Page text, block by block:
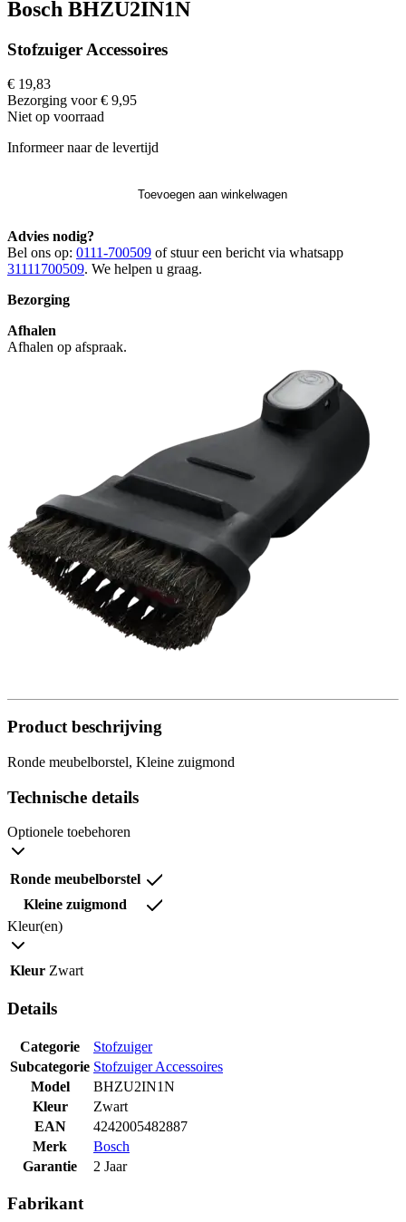
Bosch BHZU2IN1N
Stofzuiger Accessoires
€ 19,83
Bezorging voor € 9,95
Niet op voorraad
Informeer naar de levertijd
Toevoegen aan winkelwagen
Advies nodig?
Bel ons op: 0111-700509 of stuur een bericht via whatsapp
31111700509. We helpen u graag.
Bezorging
Afhalen
Afhalen op afspraak.
Product beschrijving
Ronde meubelborstel, Kleine zuigmond
Technische details
Optionele toebehoren
Ronde meubelborstel
Kleine zuigmond
Kleur(en)
Kleur Zwart
Details
Categorie
Stofzuiger
Subcategorie Stofzuiger Accessoires
Model
BHZU2IN1N
Kleur
Zwart
EAN
4242005482887
Merk
Bosch
Garantie
2 Jaar
Fabrikant